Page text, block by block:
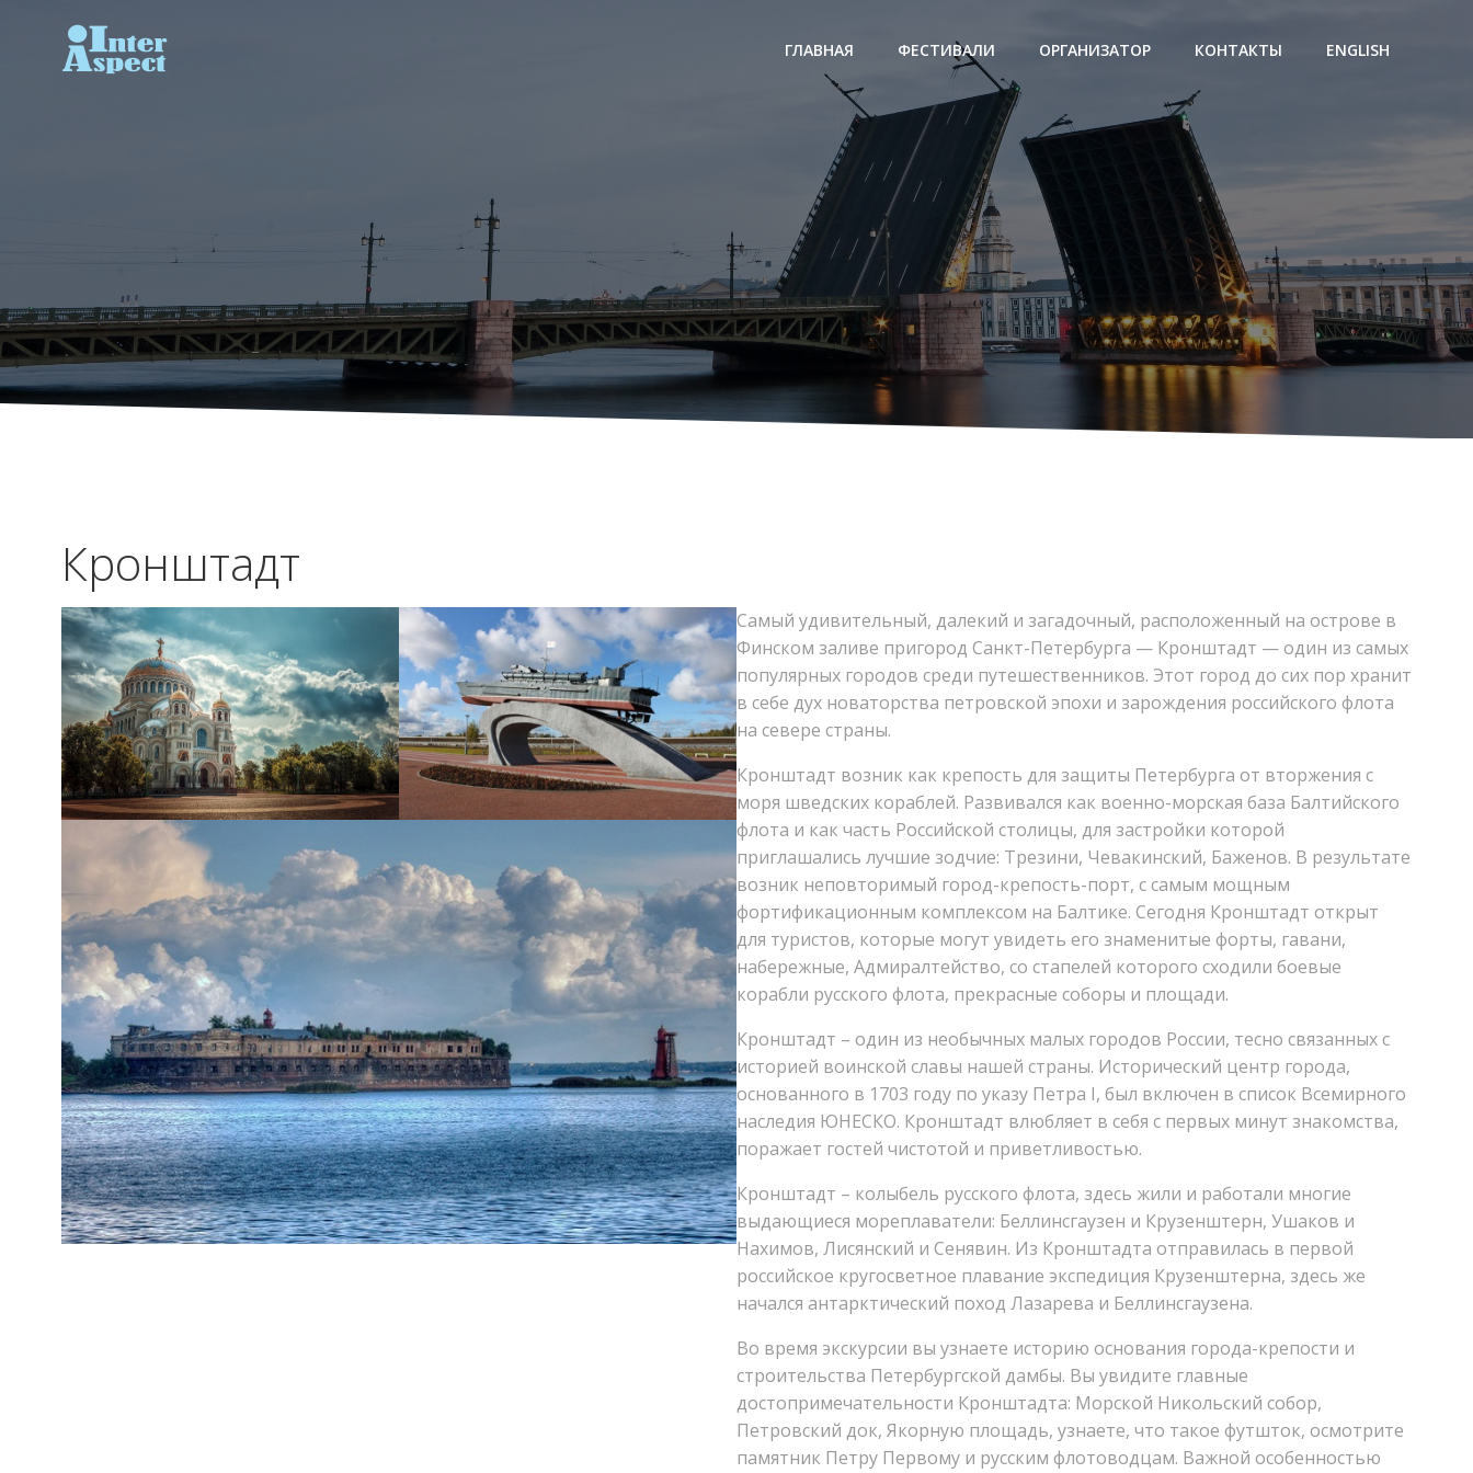
ГЛАВНАЯ ФЕСТИВАЛИ ОРГАНИЗАТОР КОНТАКТЫ ENGLISH
Кронштадт
Самый удивительный, далекий и загадочный, расположенный на острове в
Финском заливе пригород Санкт-Петербурга — Кронштадт — один из самых
популярных городов среди путешественников. Этот город до сих пор хранит
в себе дух новаторства петровской эпохи и зарождения российского флота
на севере страны.
Кронштадт возник как крепость для защиты Петербурга от вторжения с
моря шведских кораблей. Развивался как военно-морская база Балтийского
флота и как часть Российской столицы, для застройки которой
приглашались лучшие зодчие: Трезини, Чевакинский, Баженов. В результате
возник неповторимый город-крепость-порт, с самым мощным
фортификационным комплексом на Балтике. Сегодня Кронштадт открыт
для туристов, которые могут увидеть его знаменитые форты, гавани,
набережные, Адмиралтейство, со стапелей которого сходили боевые
корабли русского флота, прекрасные соборы и площади.
Кронштадт – один из необычных малых городов России, тесно связанных с
историей воинской славы нашей страны. Исторический центр города,
основанного в 1703 году по указу Петра I, был включен в список Всемирного
наследия ЮНЕСКО. Кронштадт влюбляет в себя с первых минут знакомства,
поражает гостей чистотой и приветливостью.
Кронштадт – колыбель русского флота, здесь жили и работали многие
выдающиеся мореплаватели: Беллинсгаузен и Крузенштерн, Ушаков и
Нахимов, Лисянский и Сенявин. Из Кронштадта отправилась в первой
российское кругосветное плавание экспедиция Крузенштерна, здесь же
начался антарктический поход Лазарева и Беллинсгаузена.
Во время экскурсии вы узнаете историю основания города-крепости и
строительства Петербургской дамбы. Вы увидите главные
достопримечательности Кронштадта: Морской Никольский собор,
Петровский док, Якорную площадь, узнаете, что такое футшток, осмотрите
памятник Петру Первому и русским флотоводцам. Важной особенностью